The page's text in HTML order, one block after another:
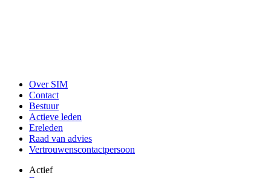
Over SIM
Contact
Bestuur
Actieve leden
Ereleden
Raad van advies
Vertrouwenscontactpersoon
Actief